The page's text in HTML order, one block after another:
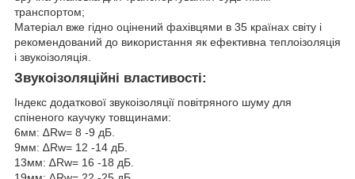
транспортом;
Матеріал вже гідно оцінений фахівцями в 35 країнах світу і
рекомендований до використання як ефективна теплоізоляція
і звукоізоляція.
Звукоізоляційні властивості:
Індекс додаткової звукоізоляції повітряного шуму для
спіненого каучуку товщинами:
6мм: ∆Rw= 8 -9 дБ.
9мм: ∆Rw= 12 -14 дБ.
13мм: ∆Rw= 16 -18 дБ.